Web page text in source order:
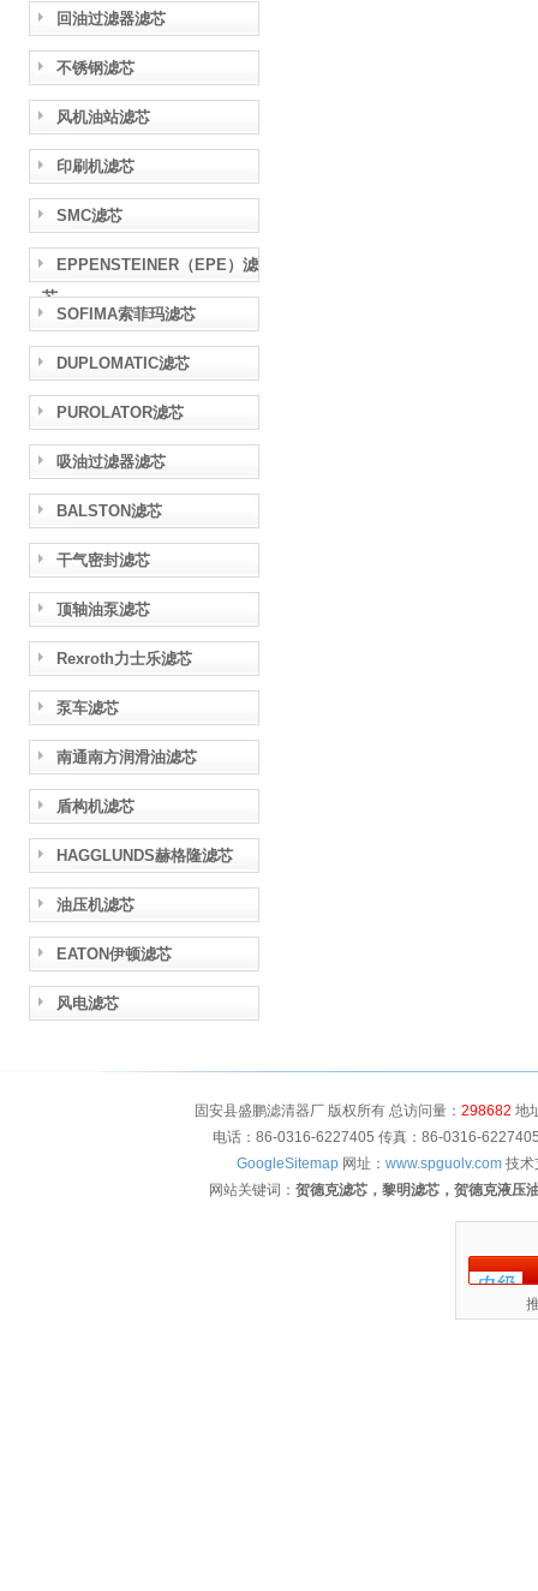
回油过滤器滤芯
不锈钢滤芯
风机油站滤芯
印刷机滤芯
SMC滤芯
EPPENSTEINER（EPE）滤
芯
SOFIMA索菲玛滤芯
DUPLOMATIC滤芯
PUROLATOR滤芯
吸油过滤器滤芯
BALSTON滤芯
干气密封滤芯
顶轴油泵滤芯
Rexroth力士乐滤芯
泵车滤芯
南通南方润滑油滤芯
盾构机滤芯
HAGGLUNDS赫格隆滤芯
油压机滤芯
EATON伊顿滤芯
风电滤芯
固安县盛鹏滤清器厂 版权所有 总访问量： 298682 地
电话：86-0316-6227405 传真：86-0316-
GoogleSitemap 网址： www.spguolv.com 技术
网站关键词： 贺德克滤芯，黎明滤芯，贺德克液压